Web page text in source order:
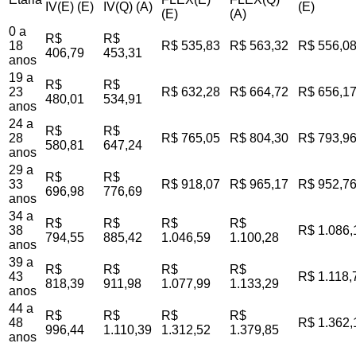
IV(E) (E)
IV(Q) (A)
(E)
(A)
(E)
0 a
18
anos
R$
406,79
R$
453,31
R$ 535,83 R$ 563,32 R$ 556,08
19 a
23
anos
R$
480,01
R$
534,91
R$ 632,28 R$ 664,72 R$ 656,17
24 a
28
anos
R$
580,81
R$
647,24
R$ 765,05 R$ 804,30 R$ 793,96
29 a
33
anos
R$
696,98
R$
776,69
R$ 918,07 R$ 965,17 R$ 952,76
34 a
38
anos
R$
794,55
R$
885,42
R$
1.046,59
R$
1.100,28
R$
39 a
43
anos
R$
818,39
R$
911,98
R$
1.077,99
R$
1.133,29
R$
44 a
48
anos
R$
996,44
R$
1.110,39
R$
1.312,52
R$
1.379,85
R$